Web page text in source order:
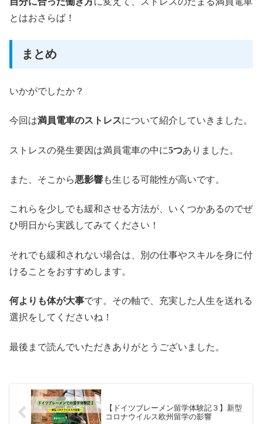
とはおさらば！
まとめ
いかがでしたか？
今回は満員電車のストレスについて紹介していきました。
ストレスの発生要因は満員電車の中に5つありました。
また、そこから悪影響も生じる可能性が高いです。
これらを少しでも緩和させる方法が、いくつかあるのでぜ
ひ明日から実践してみてください！
それでも緩和されない場合は、別の仕事やスキルを身に付
けることをおすすめします。
何よりも体が大事です。その軸で、充実した人生を送れる
選択をしてくださいね！
最後まで読んでいただきありがとうございました。
【ドイツブレーメン留学体験記３】新型
コロナウイルス欧州留学の影響